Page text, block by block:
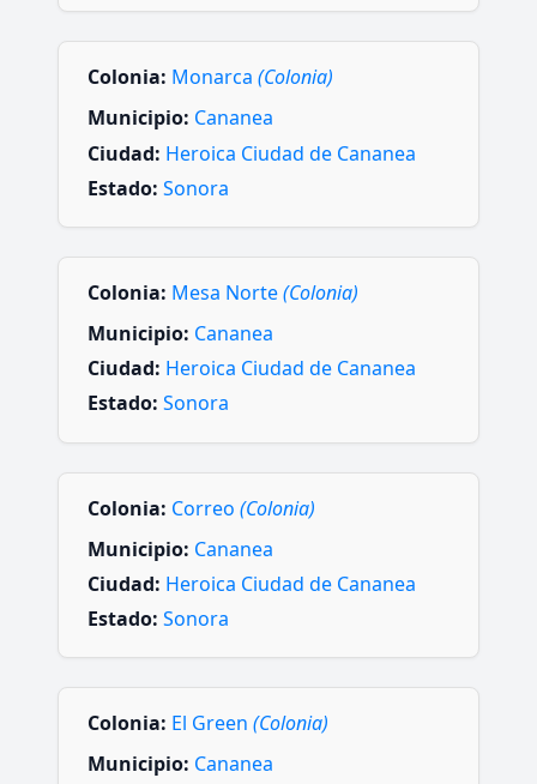
Colonia: Monarca (Colonia)
Municipio: Cananea
Ciudad: Heroica Ciudad de Cananea
Estado: Sonora
Colonia: Mesa Norte(Colonia)
Municipio: Cananea
Ciudad: Heroica Ciudad de Cananea
Estado: Sonora
Colonia: Correo (Colonia)
Municipio: Cananea
Ciudad: Heroica Ciudad de Cananea
Estado: Sonora
Colonia: El Green (Colonia)
Municipio: Cananea